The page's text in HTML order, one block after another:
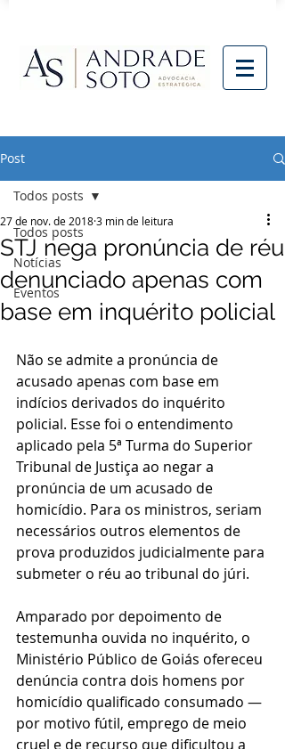
Post
Todos posts
Notícias
Eventos
Todos posts
STJ nega pronúncia de réu
denunciado apenas com
base em inquérito policial
27 de nov. de 20183 min de leitura
Não se admite a pronúncia de
acusado apenas com base em
indícios derivados do inquérito
policial. Esse foi o entendimento
aplicado pela 5ª Turma do Superior
Tribunal de Justiça ao negar a
pronúncia de um acusado de
homicídio. Para os ministros, seriam
necessários outros elementos de
prova produzidos judicialmente para
submeter o réu ao tribunal do júri.
Amparado por depoimento de
testemunha ouvida no inquérito, o
Ministério Público de Goiás ofereceu
denúncia contra dois homens por
homicídio qualificado consumado —
por motivo fútil, emprego de meio
cruel e de recurso que dificultou a